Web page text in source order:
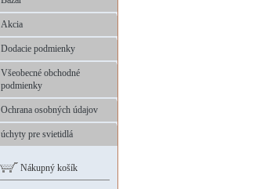
Akcia
Dodacie podmienky
Všeobecné obchodné
podmienky
Ochrana osobných údajov
úchyty pre svietidlá
Nákupný košík